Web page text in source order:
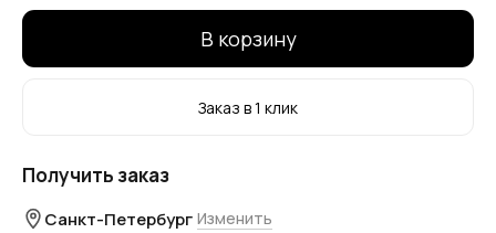
В корзину
Заказ в 1 клик
Получить заказ
Санкт-Петербург Изменить